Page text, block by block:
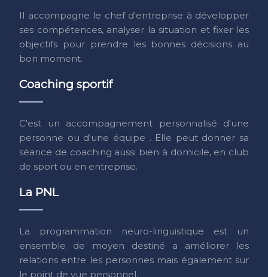
Il accompagne le chef d'entreprise à développer
ses compétences, analyser la situation et fixer les
objectifs pour prendre les bonnes décisions au
bon moment.
Coaching sportif
C'est un accompagnement personnalisé d'une
personne ou d'une équipe . Elle peut donner sa
séance de coaching aussi bien à domicile, en club
de sport ou en entreprise.
La PNL
La programmation neuro-linguistique est un
ensemble de moyen destiné a améliorer les
relations entre les personnes mais également sur
le point de vue personnel.